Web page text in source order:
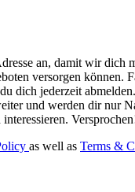
an, damit wir dich
versorgen können.
dich jederzeit
und werden dir nur
as well as Terms &